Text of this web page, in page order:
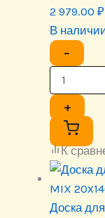
2 979.00 ₽
В
−
+
К
Доска